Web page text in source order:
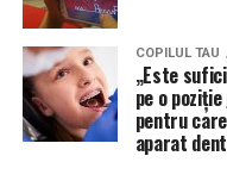
COPILUL TAU
„Este
pe o
pentru
aparat